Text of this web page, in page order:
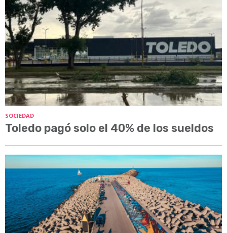
SOCIEDAD
Toledo pagó solo el 40% de los sueldos